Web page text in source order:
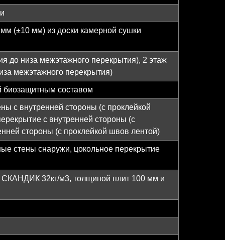
(±10 мм) из доски камерной сушки
до низа межэтажного перекрытия), 2 этаж
межэтажного перекрытия)
биозащитным составом
с внутренней стороны (с проклейкой
с внутренней стороны (с
стороны (с проклейкой швов лентой)
стены снаружи, цокольное перекрытие
32кг/м3, толщиной плит 100 мм и